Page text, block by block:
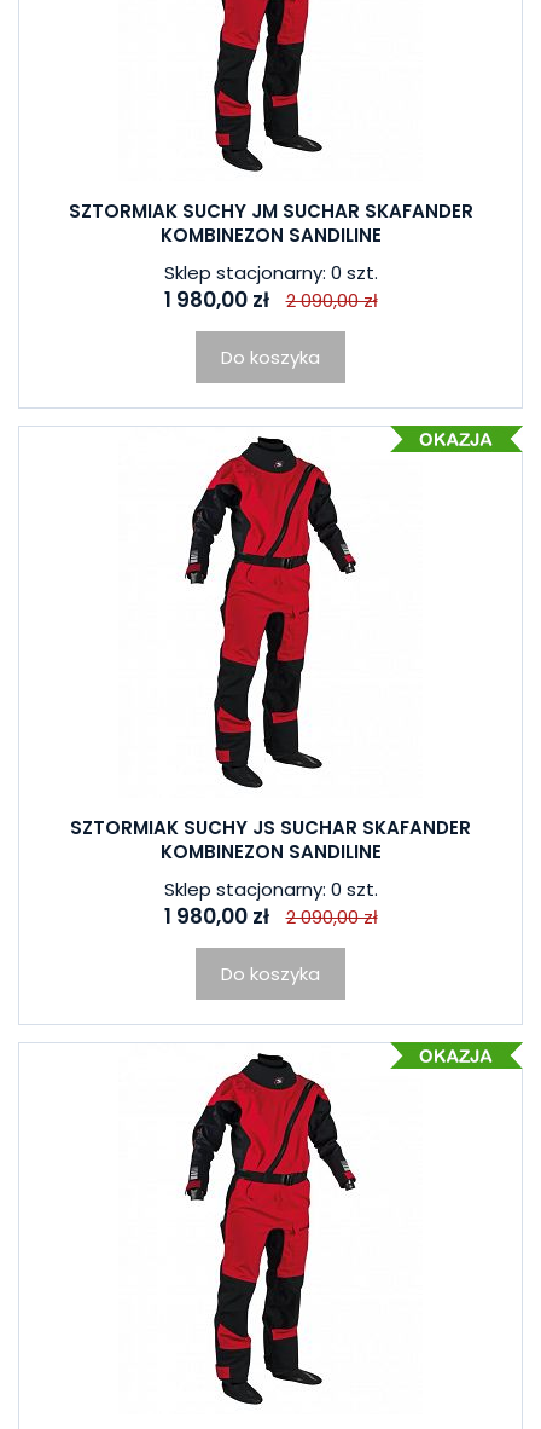
SZTORMIAK SUCHY JM SUCHAR SKAFANDER
KOMBINEZON SANDILINE
Sklep stacjonarny: 0 szt.
1 980,00 zł 2 090,00 zł
Do koszyka
SZTORMIAK SUCHY JS SUCHAR SKAFANDER
KOMBINEZON SANDILINE
Sklep stacjonarny: 0 szt.
1 980,00 zł 2 090,00 zł
Do koszyka